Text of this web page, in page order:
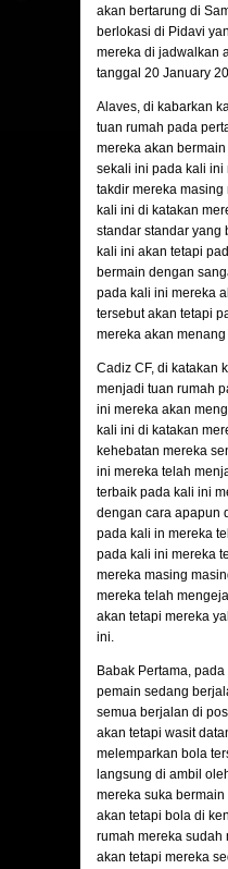
akan bertarung di
berlokasi di Pidavi
mereka di jadwalkan
tanggal 20 January
Alaves, di kabarkan
tuan rumah pada
mereka akan
sekali ini pada kali ini
takdir mereka
kali ini di katakan
standar standar yang
kali ini akan tetapi
bermain dengan
pada kali ini mereka
tersebut akan tetapi
mereka akan
Cadiz CF, di katakan
menjadi tuan rumah
ini mereka akan
kali ini di katakan
kehebatan mereka
ini mereka telah
terbaik pada kali ini
dengan cara apapun
pada kali in mereka
pada kali ini mereka
mereka masing
mereka telah
akan tetapi mereka
ini.
Babak Pertama,
pemain sedang
semua berjalan di
akan tetapi wasit
melemparkan bola
langsung di ambil
mereka suka
akan tetapi bola di
rumah mereka sudah
akan tetapi mereka